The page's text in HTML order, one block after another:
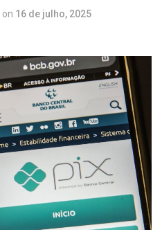
on 16 de julho, 2025